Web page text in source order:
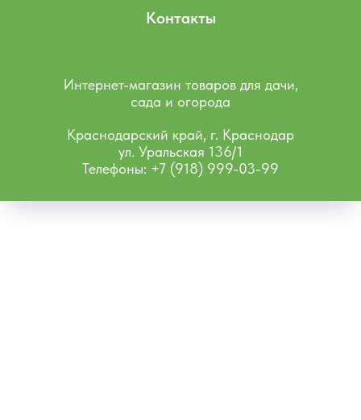
Контакты
Интернет-магазин товаров для дачи,
сада и огорода
Краснодарский край, г. Краснодар
ул. Уральская 136/1
Телефоны: +7 (918) 999-03-99